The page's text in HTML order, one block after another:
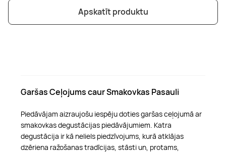
Apskatīt produktu
Garšas Ceļojums caur Smakovkas Pasauli
Piedāvājam aizraujošu iespēju doties garšas ceļojumā ar
smakovkas degustācijas piedāvājumiem. Katra
degustācija ir kā neliels piedzīvojums, kurā atklājas
dzēriena ražošanas tradīcijas, stāsti un, protams,